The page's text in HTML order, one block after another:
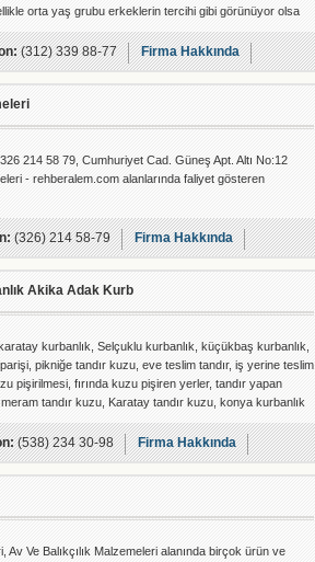
orta yaş grubu erkeklerin tercihi gibi görünüyor olsa
de çok sık ava çıktığı ve denizde vakit geçirdiğini
zamanlarda kıyıdan veya tekne ile açılarak he
(312) 339 88-77
Firma Hakkında
214 58 79, Cumhuriyet Cad. Güneş Apt. Altı No:12
- rehberalem.com alanlarında faliyet gösteren
(326) 214 58-79
Firma Hakkında
Akika Adak Kurb
kurbanlık, Selçuklu kurbanlık, küçükbaş kurbanlık,
pikniğe tandır kuzu, eve teslim tandır, iş yerine teslim
pişirilmesi, fırında kuzu pişiren yerler, tandır yapan
tandır kuzu, Karatay tandır kuzu, konya kurbanlık
keçi fiyatları, Konya adak kurbanlık, akika kurbanlık,
kurbanlık satan yerler, konya kurbanlık satış yerle
(538) 234 30-98
Firma Hakkında
Av Ve Balıkçılık Malzemeleri alanında birçok ürün ve